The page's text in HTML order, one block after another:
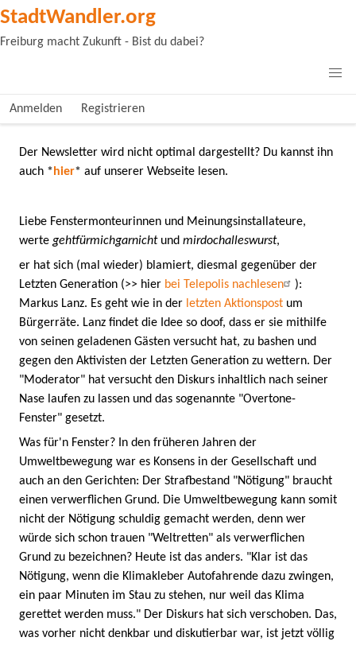
StadtWandler.org
Freiburg macht Zukunft - Bist du dabei?
Anmelden Registrieren
Der Newsletter wird nicht optimal dargestellt? Du kannst ihn
auch * hier* auf unserer Webseite lesen.
Liebe Fenstermonteurinnen und Meinungsinstallateure,
werte gehtfürmichgarnichtund mirdochalleswurst,
er hat sich (mal wieder) blamiert, diesmal gegenüber der
Letzten Generation (>> hier bei Telepolis nachlesen
):
Markus Lanz. Es geht wie in der letzten Aktionspost um
Bürgerräte. Lanz findet die Idee so doof, dass er sie mithilfe
von seinen geladenen Gästen versucht hat, zu bashen und
gegen den Aktivisten der Letzten Generation zu wettern. Der
"Moderator" hat versucht den Diskurs inhaltlich nach seiner
Nase laufen zu lassen und das sogenannte "Overtone-
Fenster" gesetzt.
Was für'n Fenster? In den früheren Jahren der
Umweltbewegung war es Konsens in der Gesellschaft und
auch an den Gerichten: Der Strafbestand "Nötigung" braucht
einen verwerflichen Grund. Die Umweltbewegung kann somit
nicht der Nötigung schuldig gemacht werden, denn wer
würde sich schon trauen "Weltretten" als verwerflichen
Grund zu bezeichnen? Heute ist das anders. "Klar ist das
Nötigung, wenn die Klimakleber Autofahrende dazu zwingen,
ein paar Minuten im Stau zu stehen, nur weil das Klima
gerettet werden muss." Der Diskurs hat sich verschoben. Das,
was vorher nicht denkbar und diskutierbar war, ist jetzt völlig